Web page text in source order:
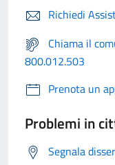
Richiedi
Chiama il
800.012.503
Prenota un
Problemi in
Segnala